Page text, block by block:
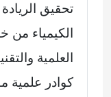
تحقيق
الكيمياء من
العلمية
كوادر علمية